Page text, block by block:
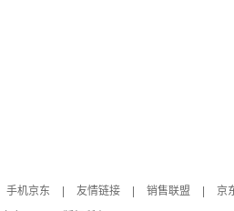
手机京东 友情链接 销售联盟 京